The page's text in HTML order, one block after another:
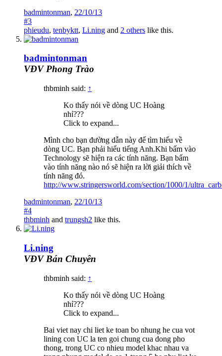
badmintonman, 22/10/13
#3
phieudu, tenbyktt, Li.ning and 2 others like this.
badmintonman
VĐV Phong Trào
thbminh said: ↑
Ko thấy nói về dòng UC Hoàng
nhỉ???
Click to expand...
Mình cho bạn đường dẫn này để tìm hiểu về
dòng UC. Bạn phải hiểu tiếng Anh.Khi bấm vào
Technology sẽ hiện ra các tính năng. Bạn bấm
vào tính năng nào nó sẽ hiện ra lời giải thích về
tính năng đó.
http://www.stringersworld.com/section/1000/1/
badmintonman, 22/10/13
#4
thbminh and trungsh2 like this.
Li.ning
VĐV Bán Chuyên
thbminh said: ↑
Ko thấy nói về dòng UC Hoàng
nhỉ???
Click to expand...
Bai viet nay chi liet ke toan bo nhung he cua vot
lining con UC la ten goi chung cua dong pho
thong, trong UC co nhieu model khac nhau va